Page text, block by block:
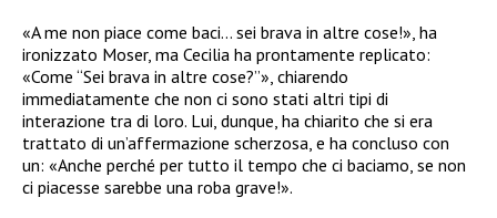
«A me non piace come baci… sei brava in altre cose!», ha
ironizzato Moser, ma Cecilia ha prontamente replicato:
«Come “Sei brava in altre cose?”», chiarendo
immediatamente che non ci sono stati altri tipi di
interazione tra di loro. Lui, dunque, ha chiarito che si era
trattato di un’affermazione scherzosa, e ha concluso con
un: «Anche perché per tutto il tempo che ci baciamo, se non
ci piacesse sarebbe una roba grave!».